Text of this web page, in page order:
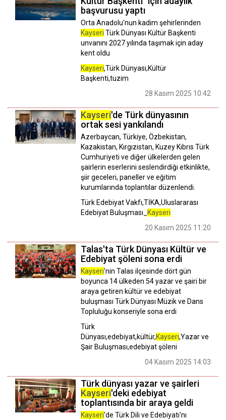
başvurusu yaptı
Orta Anadolu'nun kadim şehirlerinden
Kayseri Türk Dünyası Kültür Başkenti
unvanını 2027 yılında taşımak için aday
kent oldu
Kayseri,Türk Dünyası,Kültür
Başkenti,tuzim
28 Kasım 2025 10:42
Kayseri'de Türk dünyasının
ortak sesi yankılandı
Azerbaycan, Türkiye, Özbekistan,
Kazakistan, Kırgızistan, Kuzey Kıbrıs Türk
Cumhuriyeti ve diğer ülkelerden gelen
şairlerin eserlerini seslendirdiği etkinlikte,
şiir geceleri, paneller ve eğitim
kurumlarında toplantılar düzenlendi.
Türk Edebiyat Vakfı,TİKA,Uluslararası
Edebiyat Buluşması_
Kayseri
20 Kasım 2025 11:20
Talas'ta Türk Dünyası Kültür ve
Edebiyat şöleni sona erdi
Kayseri'nin Talas ilçesinde dört gün
boyunca 14 ülkeden 54 yazar ve şairi bir
araya getiren kültür ve edebiyat
buluşması Türk Dünyası Müzik ve Dans
Topluluğu konseriyle sona erdi
Türk
Dünyası,edebiyat,kültür,Kayseri,Yazar ve
Şair Buluşması,edebiyat şöleni
04 Kasım 2025 14:03
Türk dünyası yazar ve şairleri
Kayseri'deki edebiyat
toplantısında bir araya geldi
Kayseri'de Türk Dili ve Edebiyatı'nı